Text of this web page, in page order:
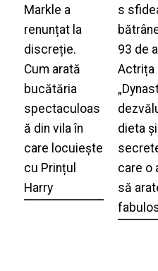
Markle a
renunțat la
discreție.
Cum arată
bucătăria
spectaculoas
ă din vila în
care locuiește
cu Prințul
Harry
s
93 de
Actrița
dieta și
care o
să